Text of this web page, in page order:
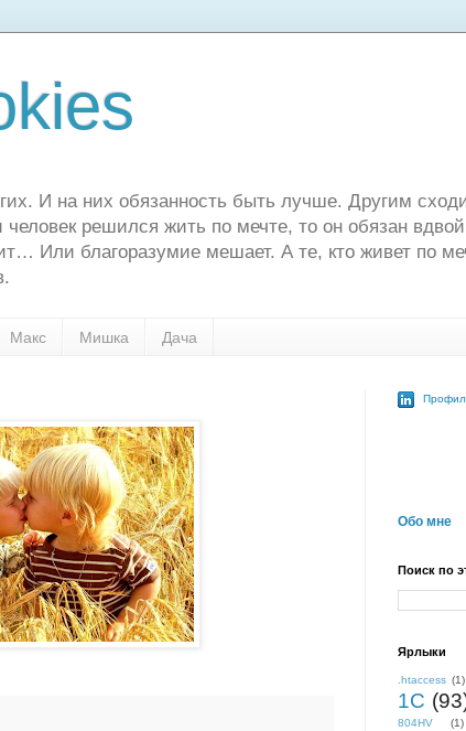
И на них обязанность быть лучше. Другим
решился жить по мечте, то он обязан
Или благоразумие мешает. А те, кто живет по
Макс Мишка Дача
Обо мне
Поиск по
Ярлыки
.htaccess (1)
1С
804HV (1)